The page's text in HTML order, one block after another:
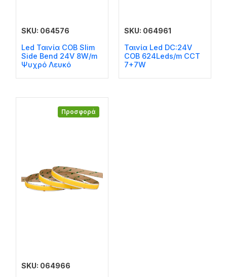
SKU: 064576
Led Ταινία COB Slim
Side Bend 24V 8W/m
Ψυχρό Λευκό
SKU: 064961
Ταινία Led DC:24V
COB 624Leds/m CCT
7+7W
Προσφορά
SKU: 064966